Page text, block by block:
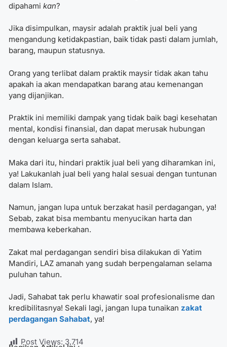
dipahami kan?
Jika disimpulkan, maysir adalah praktik jual beli yang
mengandung ketidakpastian, baik tidak pasti dalam jumlah,
barang, maupun statusnya.
Orang yang terlibat dalam praktik maysir tidak akan tahu
apakah ia akan mendapatkan barang atau kemenangan
yang dijanjikan.
Praktik ini memiliki dampak yang tidak baik bagi kesehatan
mental, kondisi finansial, dan dapat merusak hubungan
dengan keluarga serta sahabat.
Maka dari itu, hindari praktik jual beli yang diharamkan ini,
ya! Lakukanlah jual beli yang halal sesuai dengan tuntunan
dalam Islam.
Namun, jangan lupa untuk berzakat hasil perdagangan, ya!
Sebab, zakat bisa membantu menyucikan harta dan
membawa keberkahan.
Zakat mal perdagangan sendiri bisa dilakukan di Yatim
Mandiri, LAZ amanah yang sudah berpengalaman selama
puluhan tahun.
Jadi, Sahabat tak perlu khawatir soal profesionalisme dan
kredibilitasnya! Sekali lagi, jangan lupa tunaikan zakat
perdagangan Sahabat, ya!
Post Views: 3,714